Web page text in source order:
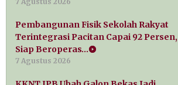
Pembangunan Fisik Sekolah Rakyat
Terintegrasi Pacitan Capai 92 Persen,
Siap Beroperas…
7 Agustus 2026